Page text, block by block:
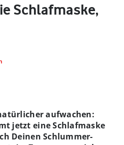
Schlafmaske,
aufwachen:
jetzt eine Schlafmaske
Deinen Schlummer-